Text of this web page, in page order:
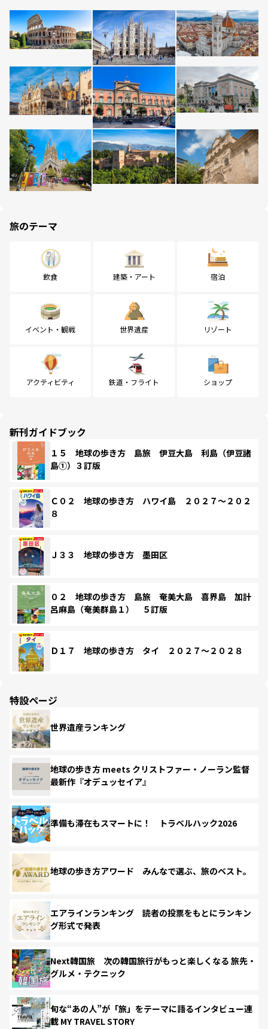
旅のテーマ
飲食 建築・アート 宿泊
イベント・観戦 世界遺産 リゾート
アクティビティ 鉄道・フライト ショップ
新刊ガイドブック
１５ 地球の歩き方 島旅 伊豆大島 利島（伊豆諸
島①）３訂版
Ｃ０２ 地球の歩き方 ハワイ島 ２０２７～２０２
８
Ｊ３３ 地球の歩き方 墨田区
０２ 地球の歩き方 島旅 奄美大島 喜界島 加計
呂麻島（奄美群島１） ５訂版
Ｄ１７ 地球の歩き方 タイ ２０２７～２０２８
特設ページ
世界遺産ランキング
地球の歩き方 meets クリストファー・ノーラン監督
最新作『オデュッセイア』
準備も滞在もスマートに！ トラベルハック2026
地球の歩き方アワード みんなで選ぶ、旅のベスト。
エアラインランキング 読者の投票をもとにランキン
グ形式で発表
Next韓国旅 次の韓国旅行がもっと楽しくなる 旅先・
グルメ・テクニック
旬な“あの人”が「旅」をテーマに語るインタビュー連
載 MY TRAVEL STORY